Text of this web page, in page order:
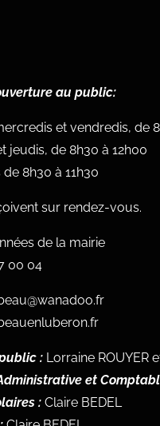
au public:
et vendredis, de
jeudis, de 8h30 à 12h00
8h30 à 11h30
sur rendez-vous.
de la mairie
00 04
: Lorraine ROUYER
et
: Claire BEDEL